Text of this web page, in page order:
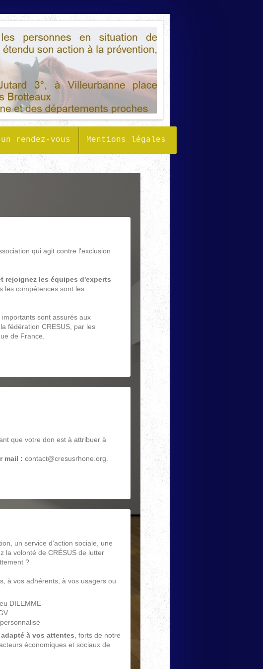
rendez-vous Mentions légales
qui agit contre l'exclusion
rejoignez les équipes d'experts
lescompétences sont les
sont assurés aux
fédération CRESUS, par les
de France.
que votre don est à attribuer à
mail : contact@cresusrhone.org.
un service d’action sociale, une
la volonté de CRÉSUS de lutter
?
à vos adhérents, à vos usagers ou
DILEMME
à vos attentes , forts de notre
économiques et sociaux de